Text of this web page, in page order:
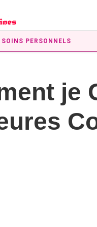
SOINS PERSONNELS
je